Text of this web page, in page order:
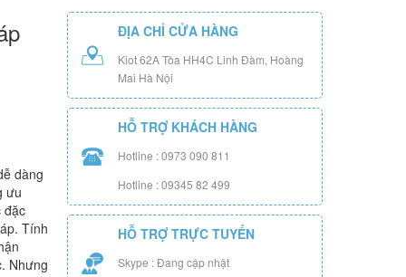
dàng
ưu
đặc
Tính
Nhưng
ĐỊA CHỈ CỬA HÀNG
Kiot 62A Tòa HH4C Linh Đàm, Hoàng
Mai Hà Nội
HỖ TRỢ KHÁCH HÀNG
Hotline : 0973 090 811
Hotline : 09345 82 499
HỖ TRỢ TRỰC TUYẾN
Skype : Đang cập nhật